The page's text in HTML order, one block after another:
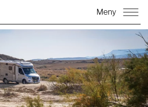
Meny